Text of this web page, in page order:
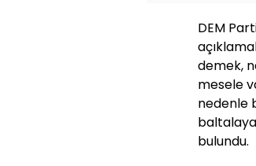
DEM
demek,
mesele
nedenle
bulundu.